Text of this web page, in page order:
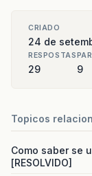
CRIADO
24 de
RESPOSTAS
29 9
Topicos
Como saber se
[RESOLVIDO]